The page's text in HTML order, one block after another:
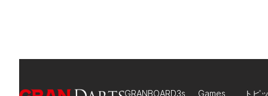
GRANBOARD3s Games トピ